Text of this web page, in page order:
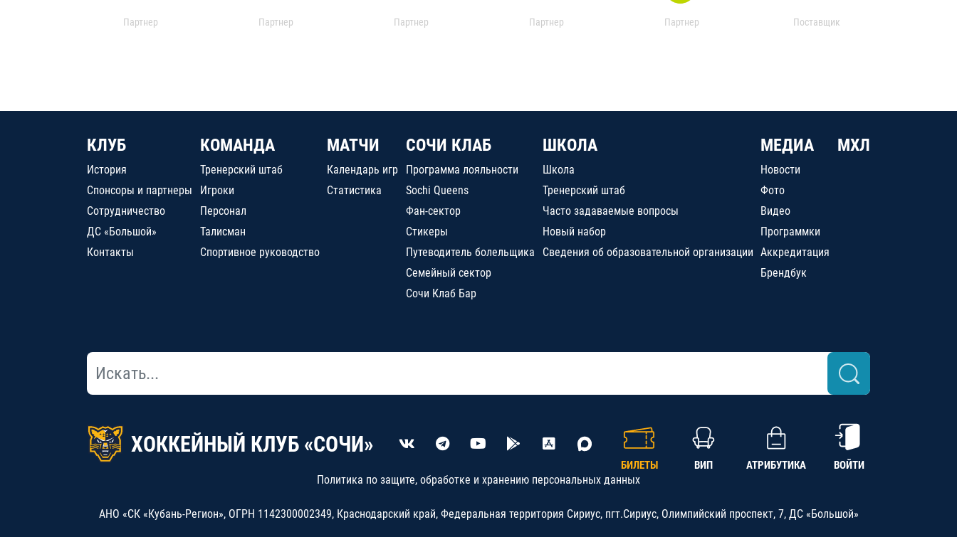
Партнер Партнер Партнер Партнер Партнер Поставщик
КЛУБ
История
Спонсоры и партнеры
Сотрудничество
ДС «Большой»
Контакты
КОМАНДА
Тренерский штаб
Игроки
Персонал
Талисман
Спортивное руководство
МАТЧИ
Календарь игр
Статистика
СОЧИ КЛАБ
Программа лояльности
Sochi Queens
Фан-сектор
Стикеры
Путеводитель болельщика
Семейный сектор
Сочи Клаб Бар
ШКОЛА
Школа
Тренерский штаб
Часто задаваемые вопросы
Новый набор
Сведения об образовательной организации
МЕДИА
Новости
Фото
Видео
Программки
Аккредитация
Брендбук
МХЛ
ХОККЕЙНЫЙ КЛУБ «СОЧИ»
БИЛЕТЫ ВИП АТРИБУТИКА ВОЙТИ
Политика по защите, обработке и хранению персональных данных
АНО «СК «Кубань-Регион», ОГРН 1142300002349, Краснодарский край, Федеральная территория Сириус, пгт.Сириус, Олимпийский проспект, 7, ДС «Большой»